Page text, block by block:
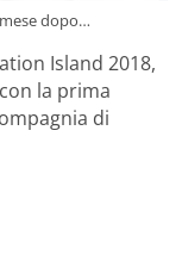
dopo…
Island 2018,
la prima
di